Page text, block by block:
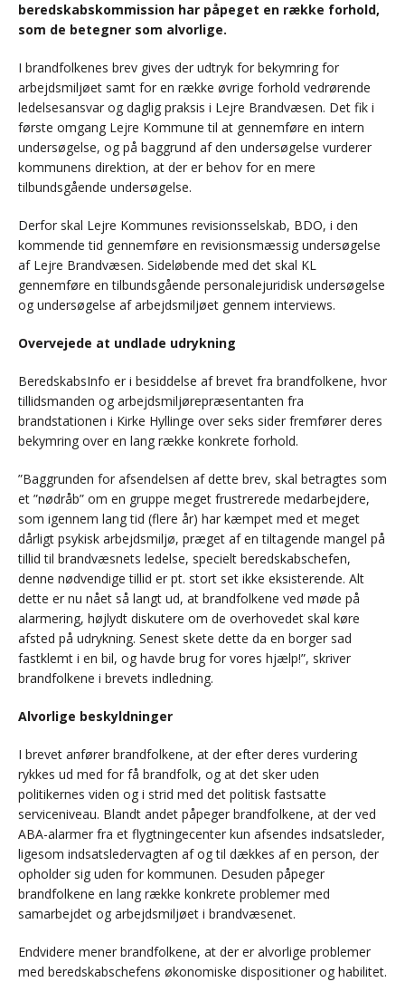
beredskabskommission har påpeget en række forhold,
som de betegner som alvorlige.
I brandfolkenes brev gives der udtryk for bekymring for
arbejdsmiljøet samt for en række øvrige forhold vedrørende
ledelsesansvar og daglig praksis i Lejre Brandvæsen. Det fik i
første omgang Lejre Kommune til at gennemføre en intern
undersøgelse, og på baggrund af den undersøgelse vurderer
kommunens direktion, at der er behov for en mere
tilbundsgående undersøgelse.
Derfor skal Lejre Kommunes revisionsselskab, BDO, i den
kommende tid gennemføre en revisionsmæssig undersøgelse
af Lejre Brandvæsen. Sideløbende med det skal KL
gennemføre en tilbundsgående personalejuridisk undersøgelse
og undersøgelse af arbejdsmiljøet gennem interviews.
Overvejede at undlade udrykning
BeredskabsInfo er i besiddelse af brevet fra brandfolkene, hvor
tillidsmanden og arbejdsmiljørepræsentanten fra
brandstationen i Kirke Hyllinge over seks sider fremfører deres
bekymring over en lang række konkrete forhold.
”Baggrunden for afsendelsen af dette brev, skal betragtes som
et ”nødråb” om en gruppe meget frustrerede medarbejdere,
som igennem lang tid (flere år) har kæmpet med et meget
dårligt psykisk arbejdsmiljø, præget af en tiltagende mangel på
tillid til brandvæsnets ledelse, specielt beredskabschefen,
denne nødvendige tillid er pt. stort set ikke eksisterende. Alt
dette er nu nået så langt ud, at brandfolkene ved møde på
alarmering, højlydt diskutere om de overhovedet skal køre
afsted på udrykning. Senest skete dette da en borger sad
fastklemt i en bil, og havde brug for vores hjælp!”, skriver
brandfolkene i brevets indledning.
Alvorlige beskyldninger
I brevet anfører brandfolkene, at der efter deres vurdering
rykkes ud med for få brandfolk, og at det sker uden
politikernes viden og i strid med det politisk fastsatte
serviceniveau. Blandt andet påpeger brandfolkene, at der ved
ABA-alarmer fra et flygtningecenter kun afsendes indsatsleder,
ligesom indsatsledervagten af og til dækkes af en person, der
opholder sig uden for kommunen. Desuden påpeger
brandfolkene en lang række konkrete problemer med
samarbejdet og arbejdsmiljøet i brandvæsenet.
Endvidere mener brandfolkene, at der er alvorlige problemer
med beredskabschefens økonomiske dispositioner og habilitet.